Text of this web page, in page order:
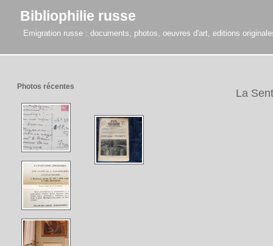
Bibliophilie russe
Emigration russe : documents, photos, oeuvres d'art, editions
La
Photos récentes